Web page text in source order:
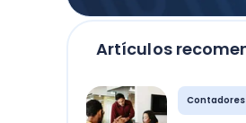
Artículos
Contadores